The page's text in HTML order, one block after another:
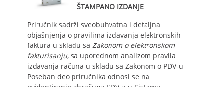
ŠTAMPANO IZDANJE
Priručnik sadrži sveobuhvatna i detaljna
objašnjenja o pravilima izdavanja elektronskih
faktura u skladu sa Zakonom o elektronskom
fakturisanju, sa uporednom analizom pravila
izdavanja računa u skladu sa Zakonom o PDV-u.
Poseban deo priručnika odnosi se na